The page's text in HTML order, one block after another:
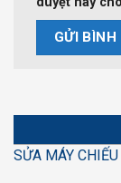
SỬA MÁY CHIẾU